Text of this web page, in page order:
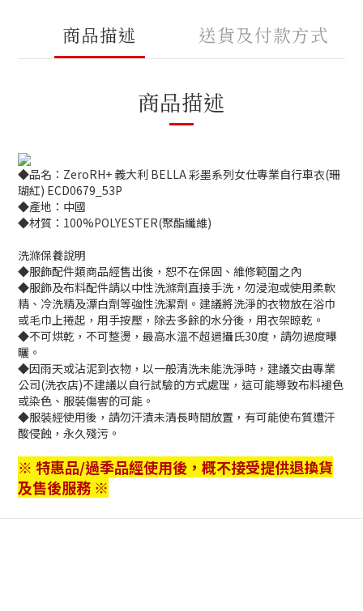
商品描述 送貨及付款方式
商品描述
◆品名：ZeroRH+ 義大利 BELLA 彩墨系列女仕專業自行車衣(珊
瑚紅) ECD0679_53P
◆產地：中國
◆材質：100%POLYESTER(聚酯纖維)
洗滌保養說明
◆服飾配件類商品經售出後，恕不在保固、維修範圍之內
◆服飾及布料配件請以中性洗滌劑直接手洗，勿浸泡或使用柔軟
精、冷洗精及漂白劑等強性洗潔劑。建議將洗淨的衣物放在浴巾
或毛巾上捲起，用手按壓，除去多餘的水分後，用衣架晾乾。
◆不可烘乾，不可整燙，最高水溫不超過攝氏30度，請勿過度曝
曬。
◆因雨天或沾泥到衣物，以一般清洗未能洗淨時，建議交由專業
公司(洗衣店)不建議以自行試驗的方式處理，這可能導致布料褪色
或染色、服裝傷害的可能。
◆服裝經使用後，請勿汗漬未清長時間放置，有可能使布質遭汗
酸侵蝕，永久殘污。
※ 特惠品/過季品經使用後，概不接受提供退換貨
及售後服務 ※